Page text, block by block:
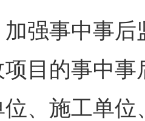
事中事后
项目的事中
、施工单